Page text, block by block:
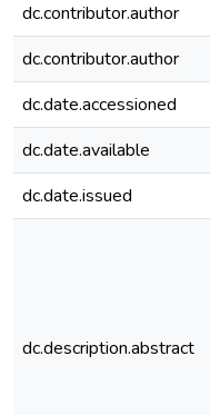
dc.contributor.author
dc.contributor.author
dc.date.accessioned
dc.date.available
dc.date.issued
dc.description.abstract